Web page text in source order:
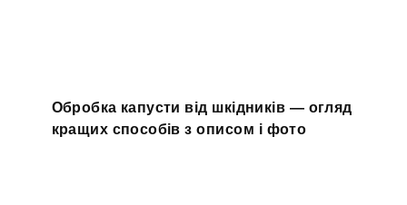
Обробка капусти від шкідників — огляд
кращих способів з описом і фото